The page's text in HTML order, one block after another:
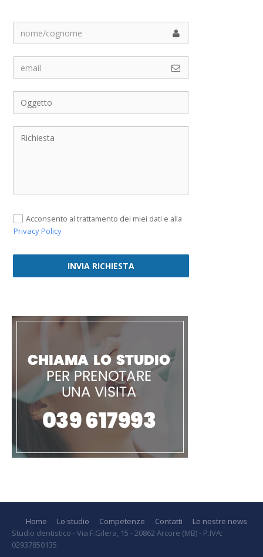
Acconsento al trattamento dei miei dati e alla
Privacy Policy
INVIA RICHIESTA
Home Lo studio Competenze Contatti
Le nostre news
Studio dentistico - Via F.Gilera, 15 - 20862 Arcore (MB) - P.IVA:
02937850135